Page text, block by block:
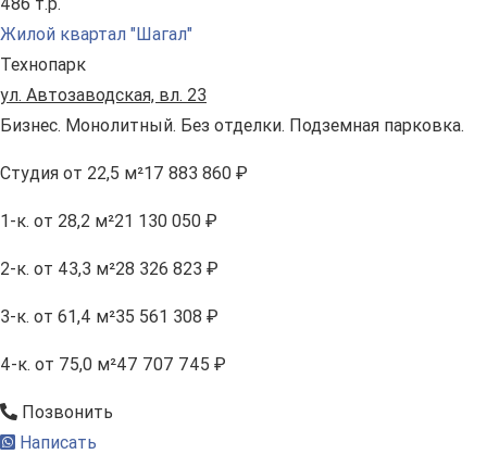
Жилой квартал "Шагал"
Технопарк
ул. Автозаводская, вл. 23
Бизнес. Монолитный. Без отделки. Подземная парковка.
Студия от 22,5 м²17 883 860 ₽
1-к. от 28,2 м²21 130 050 ₽
2-к. от 43,3 м²28 326 823 ₽
3-к. от 61,4 м²35 561 308 ₽
4-к. от 75,0 м²47 707 745 ₽
Позвонить
Написать